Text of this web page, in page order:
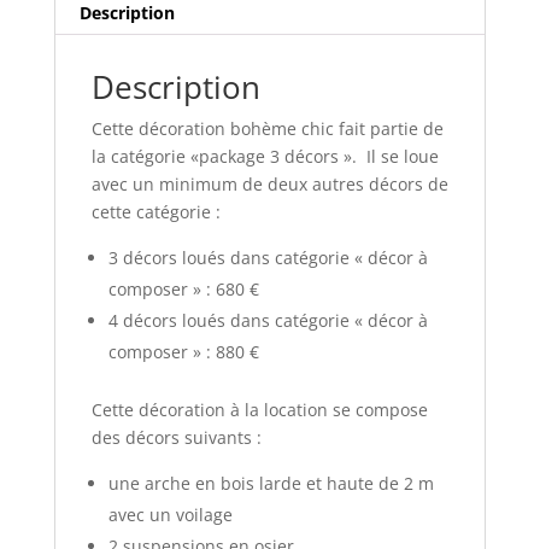
Description
Description
Cette décoration bohème chic fait partie de
la catégorie «package 3 décors ». Il se loue
avec un minimum de deux autres décors de
cette catégorie :
3 décors loués dans catégorie « décor à
composer » : 680 €
4 décors loués dans catégorie « décor à
composer » : 880 €
Cette décoration à la location se compose
des décors suivants :
une arche en bois larde et haute de 2 m
avec un voilage